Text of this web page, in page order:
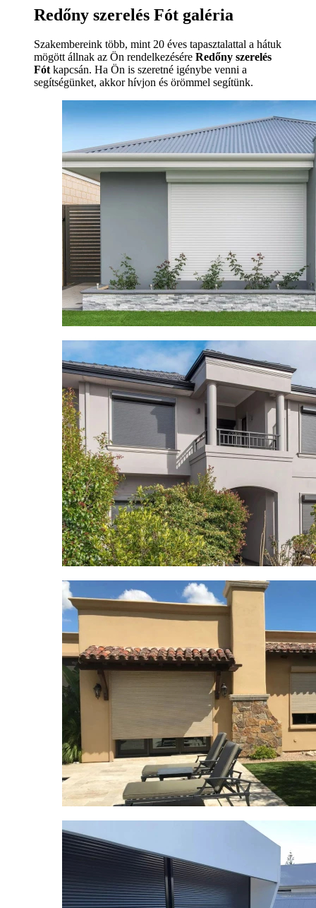
Redőny szerelés Fót galéria
Szakembereink több, mint 20 éves tapasztalattal a hátuk
mögött állnak az Ön rendelkezésére Redőny szerelés
Fótkapcsán. Ha Ön is szeretné igénybe venni a
segítségünket, akkor hívjon és örömmel segítünk.